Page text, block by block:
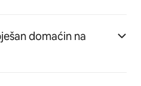
domaćin na